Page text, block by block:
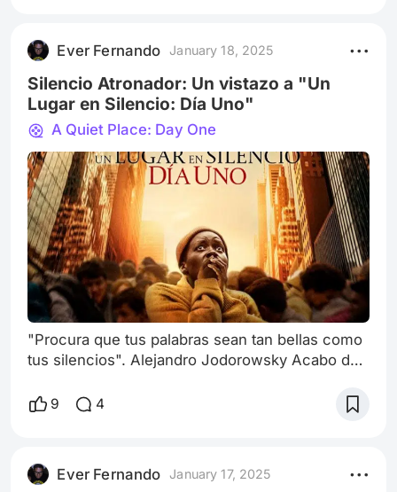
Ever Fernando January 18, 2025
Silencio Atronador: Un vistazo a "Un
Lugar en Silencio: Día Uno"
A Quiet Place: Day One
"Procura que tus palabras sean tan bellas como
tus silencios". Alejandro Jodorowsky Acabo de
en Paramount Plus y aún me encuentro
nos lleva a un viaje novedoso, aunque familiar,
dentro del universo de terror y supervivencia
9 4
Ever Fernando January 17, 2025